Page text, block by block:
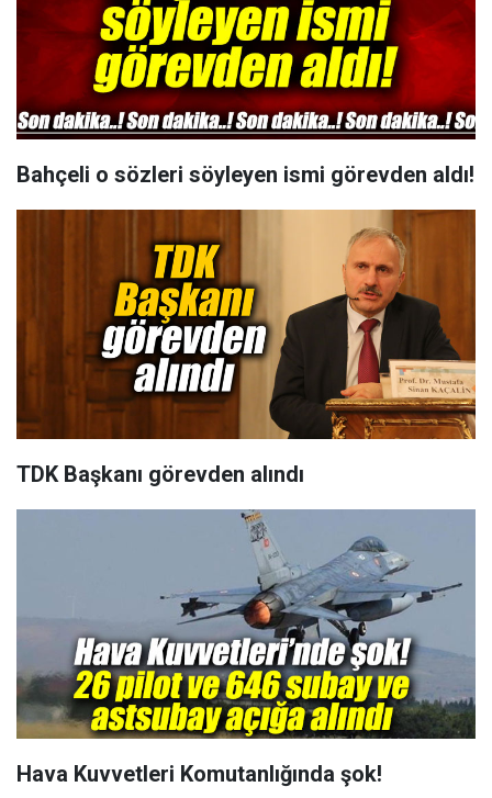
Bahçeli o sözleri söyleyen ismi görevden aldı!
TDK Başkanı görevden alındı
Hava Kuvvetleri Komutanlığında şok!